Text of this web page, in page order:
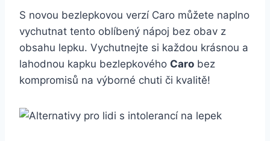
S novou bezlepkovou verzí Caro můžete naplno
vychutnat tento oblíbený nápoj bez obav z
obsahu lepku. Vychutnejte si každou krásnou a
lahodnou kapku bezlepkového Caro bez
kompromisů na výborné chuti či kvalitě!